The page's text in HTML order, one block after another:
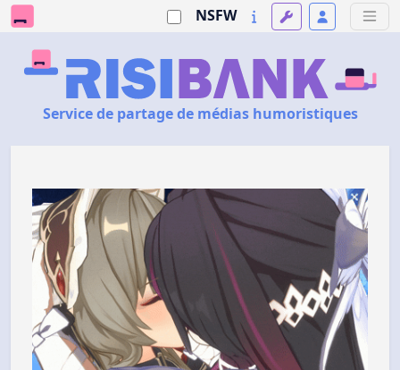
NSFW
Service de partage de médias humoristiques